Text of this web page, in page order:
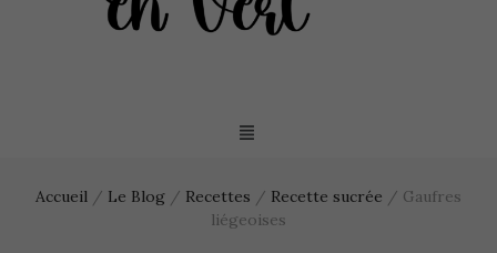
Accueil / Le Blog / Recettes / Recette sucrée / Gaufres
liégeoises